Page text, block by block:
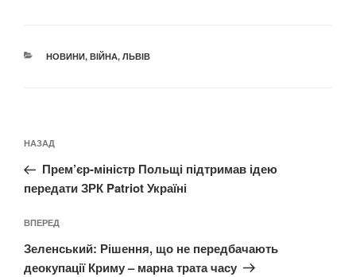
КАТЕГОРІЇ
НОВИНИ, ВІЙНА, ЛЬВІВ
записів
Попередній
запис:
НАЗАД
Прем’єр-міністр Польщі підтримав ідею
передати ЗРК Patriot Україні
Наступний
запис
ВПЕРЕД
Зеленський: Рішення, що не передбачають
деокупації Криму – марна трата часу